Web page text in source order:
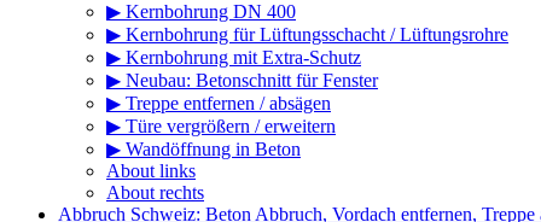
▶ Kernbohrung DN 400
▶ Kernbohrung für Lüftungsschacht / Lüftungsrohre
▶ Kernbohrung mit Extra-Schutz
▶ Neubau: Betonschnitt für Fenster
▶ Treppe entfernen / absägen
▶ Türe vergrößern / erweitern
▶ Wandöffnung in Beton
About links
About rechts
Abbruch Schweiz: Beton Abbruch, Vordach entfernen,